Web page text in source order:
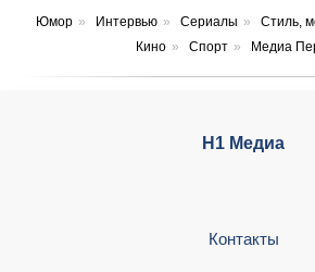
Юмор » Интервью » Сериалы » Стиль,
Кино » Спорт » Медиа
Н1 Медиа
Контакты